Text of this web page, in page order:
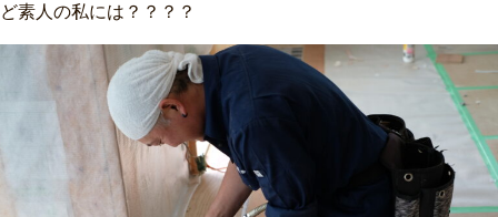
ど素人の私には？？？？